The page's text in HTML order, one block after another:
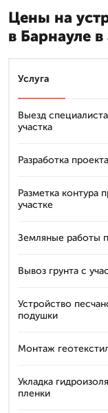
Цены на
в Барнауле в
Услуга
Выезд
участка
Разработка
Разметка контура
участке
Земляные работы
Вывоз грунта с
Устройство
подушки
Монтаж
Укладка
пленки